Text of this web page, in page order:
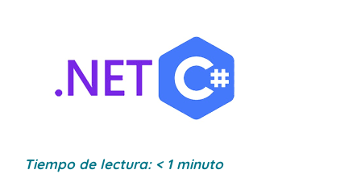
Tiempo de lectura: < 1 minuto